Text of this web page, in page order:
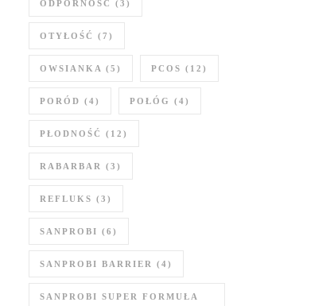
ODPORNOŚĆ (3)
OTYŁOŚĆ (7)
OWSIANKA (5) PCOS (12)
PORÓD (4) POŁÓG (4)
PŁODNOŚĆ (12)
RABARBAR (3)
REFLUKS (3)
SANPROBI (6)
SANPROBI BARRIER (4)
SANPROBI SUPER FORMUŁA